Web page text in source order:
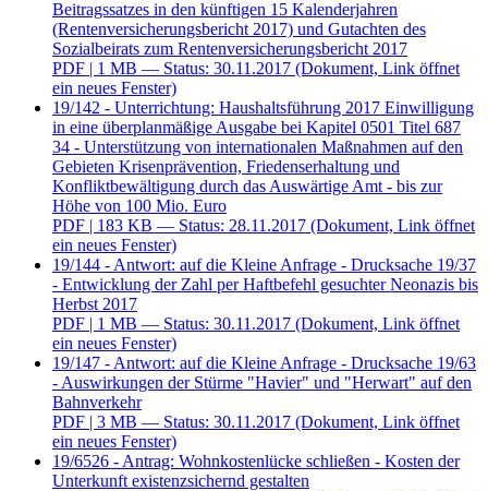
Beitragssatzes in den künftigen 15 Kalenderjahren
(Rentenversicherungsbericht 2017) und Gutachten des
Sozialbeirats zum Rentenversicherungsbericht 2017
PDF | 1 MB — Status: 30.11.2017 (Dokument, Link öffnet
ein neues Fenster)
19/142 - Unterrichtung: Haushaltsführung 2017 Einwilligung
in eine überplanmäßige Ausgabe bei Kapitel 0501 Titel 687
34 - Unterstützung von internationalen Maßnahmen auf den
Gebieten Krisenprävention, Friedenserhaltung und
Konfliktbewältigung durch das Auswärtige Amt - bis zur
Höhe von 100 Mio. Euro
PDF | 183 KB — Status: 28.11.2017 (Dokument, Link öffnet
ein neues Fenster)
19/144 - Antwort: auf die Kleine Anfrage - Drucksache 19/37
- Entwicklung der Zahl per Haftbefehl gesuchter Neonazis bis
Herbst 2017
PDF | 1 MB — Status: 30.11.2017 (Dokument, Link öffnet
ein neues Fenster)
19/147 - Antwort: auf die Kleine Anfrage - Drucksache 19/63
- Auswirkungen der Stürme "Havier" und "Herwart" auf den
Bahnverkehr
PDF | 3 MB — Status: 30.11.2017 (Dokument, Link öffnet
ein neues Fenster)
19/6526 - Antrag: Wohnkostenlücke schließen - Kosten der
Unterkunft existenzsichernd gestalten